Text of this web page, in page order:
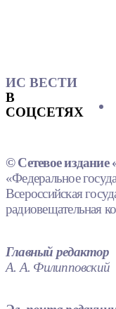
ИС ВЕСТИ
В
СОЦСЕТЯХ
© Сетевое издание
«Федеральное
Всероссийская
радиовещательная
Главный редактор
А. А. Филипповский